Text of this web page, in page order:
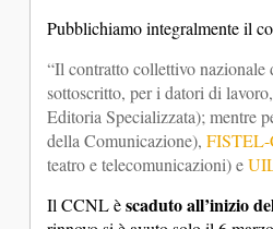
Pubblichiamo integralmente il
“Il contratto collettivo
sottoscritto, per i datori di
Editoria Specializzata); mentre
della Comunicazione),
teatro e telecomunicazioni) e
Il CCNL èscaduto all’inizio